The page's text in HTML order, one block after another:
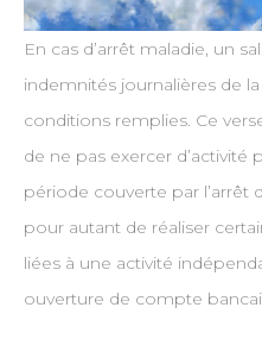
En cas d’arrêt maladie, un
indemnités journalières de
conditions remplies. Ce
de ne pas exercer d’activité
période couverte par l’arrêt
pour autant de réaliser
liées à une activité
ouverture de compte